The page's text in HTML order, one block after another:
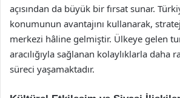
açısından da büyük bir fırsat sunar.
konumunun avantajını kullanarak,
merkezi hâline gelmiştir. Ülkeye gelen
aracılığıyla sağlanan kolaylıklarla daha
süreci yaşamaktadır.